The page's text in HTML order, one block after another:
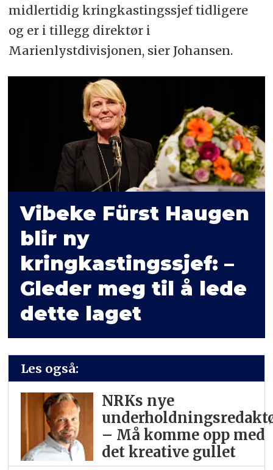
midlertidig kringkastingssjef tidligere
og er i tillegg direktør i
Marienlystdivisjonen, sier Johansen.
Vibeke Fürst Haugen
blir ny
kringkastingssjef: –
Gleder meg til å lede
dette laget
Les også:
NRKs nye
– Må komme opp med
det kreative gullet